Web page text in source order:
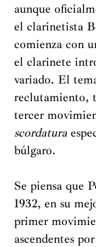
aunque
el clarinetista
comienza con
el clarinete
variado. El
reclutamiento,
tercer
scordatura
búlgaro.
Se piensa que
1932, en su
primer
ascendentes